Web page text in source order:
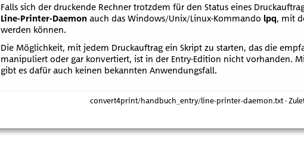
Falls sich der druckende Rechner trotzdem für den Status eines
Line-Printer-Daemon auch das Windows/Unix/Linux-Kommando lpq, mit
werden können.
Die Möglichkeit, mit jedem Druckauftrag ein Skript zu starten, das die
manipuliert oder gar konvertiert, ist in der Entry-Edition nicht vorhanden.
gibt es dafür auch keinen bekannten Anwendungsfall.
convert4print/handbuch_entry/line-printer-daemon.txt ·